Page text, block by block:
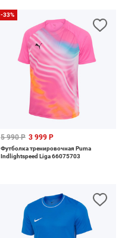
-33%
5 990 Р 3 999 Р
Футболка тренировочная Puma
Indlightspeed Liga 66075703